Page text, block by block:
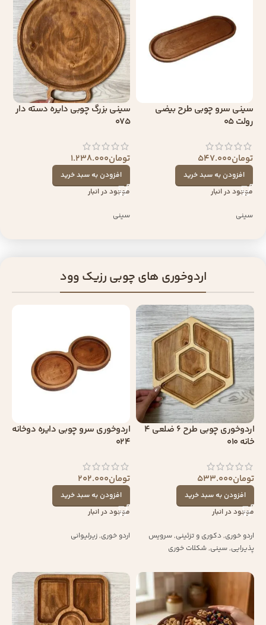
سینی سرو چوبی طرح بیضی
رولت 05
تومان547.000
افزودن به سبد خرید
موجود در انبار
سینی
سینی بزرگ چوبی دایره دسته دار
075
تومان1.238.000
افزودن به سبد خرید
موجود در انبار
سینی
اردوخوری های چوبی رزیک وود
اردوخوری چوبی طرح 6 ضلعی 4
خانه 010
تومان533.000
افزودن به سبد خرید
موجود در انبار
اردو خوری,دکوری و تزئینی,سرویس
پذیرایی,سینی,شکلات خوری
اردوخوری سرو چوبی دایره دوخانه
024
تومان202.000
افزودن به سبد خرید
موجود در انبار
اردو خوری,زیرلیوانی